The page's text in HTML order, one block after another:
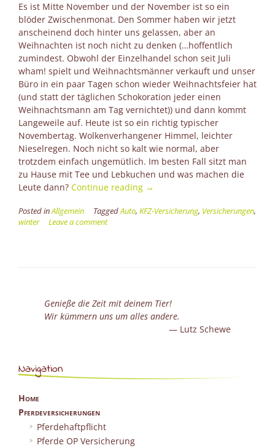
Es ist Mitte November und der November ist so ein
blöder Zwischenmonat. Den Sommer haben wir jetzt
anscheinend doch hinter uns gelassen, aber an
Weihnachten ist noch nicht zu denken (…hoffentlich
zumindest. Obwohl der Einzelhandel schon seit Juli
wham! spielt und Weihnachtsmänner verkauft und unser
Büro in ein paar Tagen schon wieder Weihnachtsfeier hat
(und statt der täglichen Schokoration jeder einen
Weihnachtsmann am Tag vernichtet)) und dann kommt
Langeweile auf. Heute ist so ein richtig typischer
Novembertag. Wolkenverhangener Himmel, leichter
Nieselregen. Noch nicht so kalt wie normal, aber
trotzdem einfach ungemütlich. Im besten Fall sitzt man
zu Hause mit Tee und Lebkuchen und was machen die
Leute dann? Continue reading “Wechsel-
→
Posted inAllgemein TaggedAuto, KFZ-Versicherung, Versicherungen,
winter
Leave a comment
Genieße die Zeit mit deinem Tier!
Wir kümmern uns um alles andere.
Lutz Schewe
Navigation
Home
Pferdeversicherungen
Pferdehaftpflicht
Pferde OP Versicherung